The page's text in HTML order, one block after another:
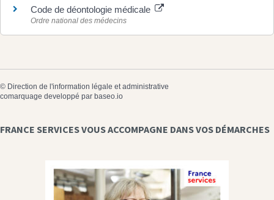
Code de déontologie médicale
Ordre national des médecins
© Direction de l'information légale et administrative
comarquage developpé par baseo.io
FRANCE SERVICES VOUS ACCOMPAGNE DANS VOS DÉMARCHES